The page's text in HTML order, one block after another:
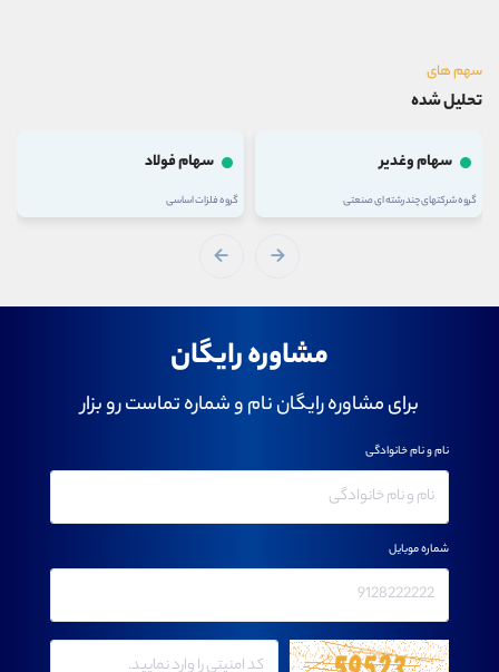
سهم های
تحلیل شده
سهام وغدیر
گروه شرکتهای چند رشته ای صنعتی
سهام فولاد
گروه فلزات اساسی
مشاوره رایگان
برای مشاوره رایگان نام و شماره تماست رو بزار
نام و نام خانوادگی
شماره موبایل